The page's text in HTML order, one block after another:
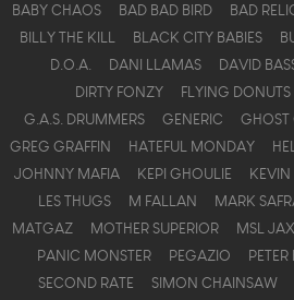
BABY CHAOS BAD BAD BIRD BAD
BILLY THE KILL
BLACK CITY BABIES
D.O.A.
DANI LLAMAS DAVID
DIRTY FONZY
FLYING DONUTS
G.A.S. DRUMMERS
GENERIC GHOST
GREG GRAFFIN
HATEFUL MONDAY
JOHNNY MAFIA
KEPI GHOULIE KEVIN
LES THUGS
M FALLAN MARK
MATGAZ
MOTHER SUPERIOR MSL JAX
PANIC MONSTER
PEGAZIO
SECOND RATE
SIMON CHAINSAW